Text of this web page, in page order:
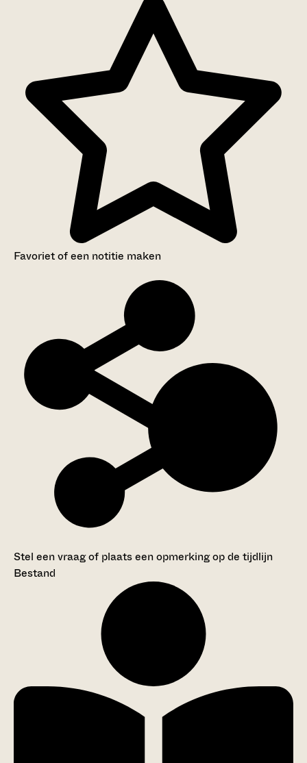
Favoriet of een notitie maken
Stel een vraag of plaats een opmerking op de tijdlijn
Bestand